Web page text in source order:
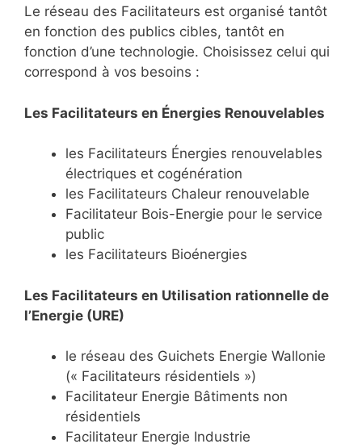
Le réseau des Facilitateurs est organisé tantôt
en fonction des publics cibles, tantôt en
fonction d’une technologie. Choisissez celui qui
correspond à vos besoins :
Les Facilitateurs en Énergies Renouvelables
les Facilitateurs Énergies renouvelables
électriques et cogénération
les Facilitateurs Chaleur renouvelable
Facilitateur Bois-Energie pour le service
public
les Facilitateurs Bioénergies
Les Facilitateurs en Utilisation rationnelle de
l’Energie (URE)
le réseau des Guichets Energie Wallonie
(« Facilitateurs résidentiels »)
Facilitateur Energie Bâtiments non
résidentiels
Facilitateur Energie Industrie